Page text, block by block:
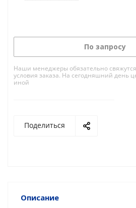
По запросу
Наши менеджеры обязательно
условия заказа. На сегодняшний день
иной
Поделиться
Описание